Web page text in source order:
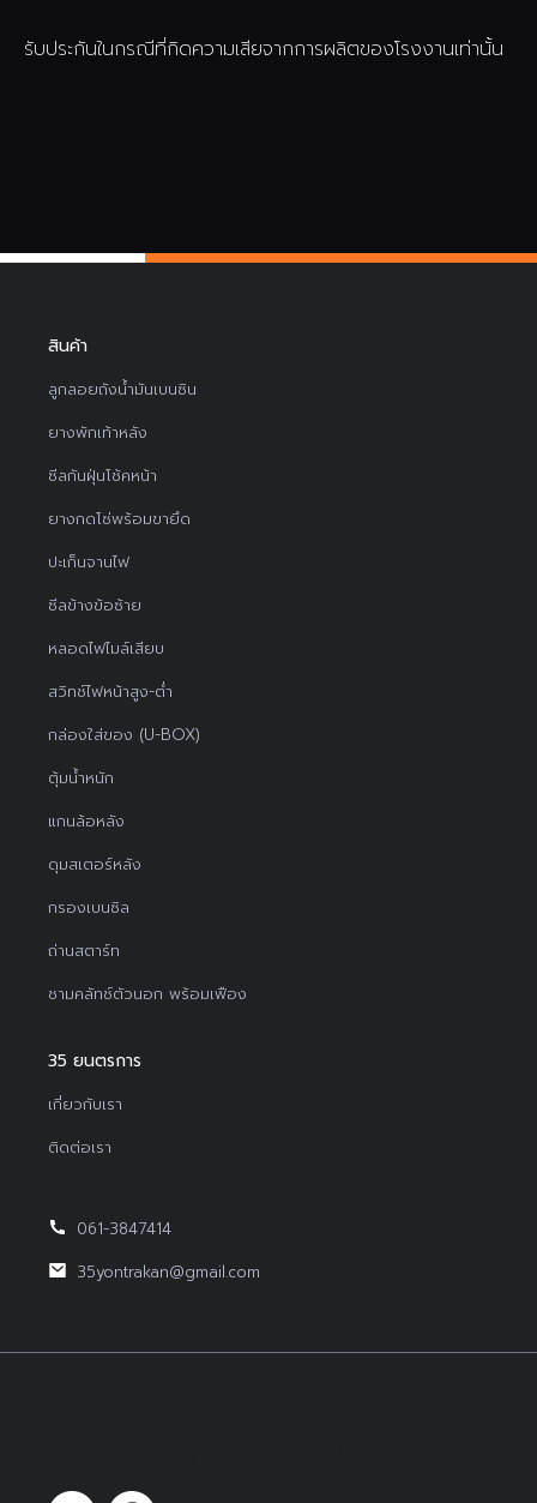
รับประกันในกรณีที่กิดความเสียจากการผลิตของโรงงานเท่านั้น
สินค้า
ลูกลอยถังน้ำมันเบนซิน
ยางพักเท้าหลัง
ซีลกันฝุ่นโช้คหน้า
ยางกดโซ่พร้อมขายึด
ปะเก็นจานไฟ
ซีลข้างข้อซ้าย
หลอดไฟไมล์เสียบ
สวิทช์ไฟหน้าสูง-ต่ำ
กล่องใส่ของ (U-BOX)
ตุ้มน้ำหนัก
แกนล้อหลัง
ดุมสเตอร์หลัง
กรองเบนซิล
ถ่านสตาร์ท
ชามคลัทช์ตัวนอก พร้อมเฟือง
35 ยนตรการ
เกี่ยวกับเรา
ติดต่อเรา
061-3847414
35yontrakan@gmail.com